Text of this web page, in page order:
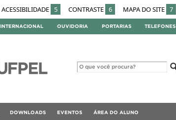
ACESSIBILIDADE 5 CONTRASTE 6 MAPA DO SITE 7
INTERNACIONAL OUVIDORIA PORTARIAS TELEFONES
DOWNLOADS EVENTOS ÁREA DO ALUNO